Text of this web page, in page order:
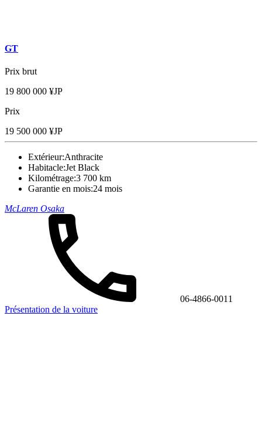
GT
Prix brut
19 800 000 ¥JP
Prix
19 500 000 ¥JP
Extérieur:Anthracite
Habitacle:Jet Black
Kilométrage:3 700 km
Garantie en mois:24 mois
McLaren Osaka
06-4866-0011
Présentation de la voiture